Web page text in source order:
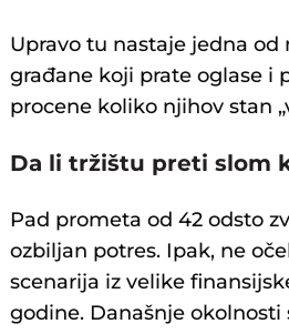
Upravo tu nastaje jedna od
građane koji prate oglase i
procene koliko njihov stan
Da li tržištu preti slom
Pad prometa od 42 odsto
ozbiljan potres. Ipak, ne
scenarija iz velike
godine. Današnje okolnosti